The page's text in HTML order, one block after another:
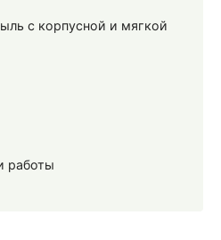
с корпусной и мягкой
работы